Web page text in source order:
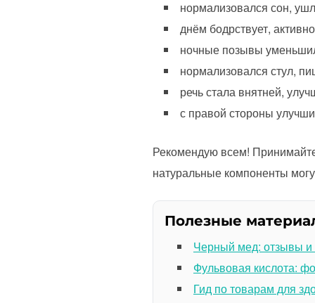
нормализовался сон,
днём бодрствует,
ночные позывы
нормализовался стул,
речь стала внятней,
с правой стороны
Рекомендую всем!
натуральные компоненты
Полезные
Черный мед: отзывы и
Фульвовая кислота:
Гид по товарам для